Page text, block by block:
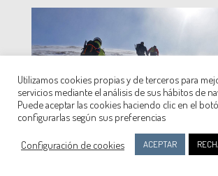
Utilizamos cookies propias y de terceros para
servicios mediante el análisis de sus hábitos de
Puede aceptar las cookies haciendo clic en el
configurarlas según sus preferencias
Configuración de cookies ACEPTAR